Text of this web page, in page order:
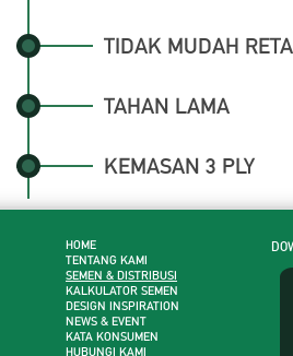
TIDAK MUDAH
TAHAN LAMA
KEMASAN 3 PLY
HOME
TENTANG KAMI
SEMEN & DISTRIBUSI
KALKULATOR SEMEN
DESIGN INSPIRATION
NEWS & EVENT
KATA KONSUMEN
HUBUNGI KAMI